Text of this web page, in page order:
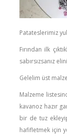
Patateslerimiz
Fırından ilk
sabırsızsanız
Gelelim üst
Malzeme
kavanoz hazır
bir de tuz
hafifletmek için